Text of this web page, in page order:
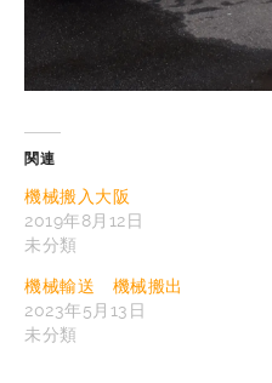
関連
機械搬入大阪
2019年8月12日
未分類
機械輸送 機械搬出
2023年5月13日
未分類